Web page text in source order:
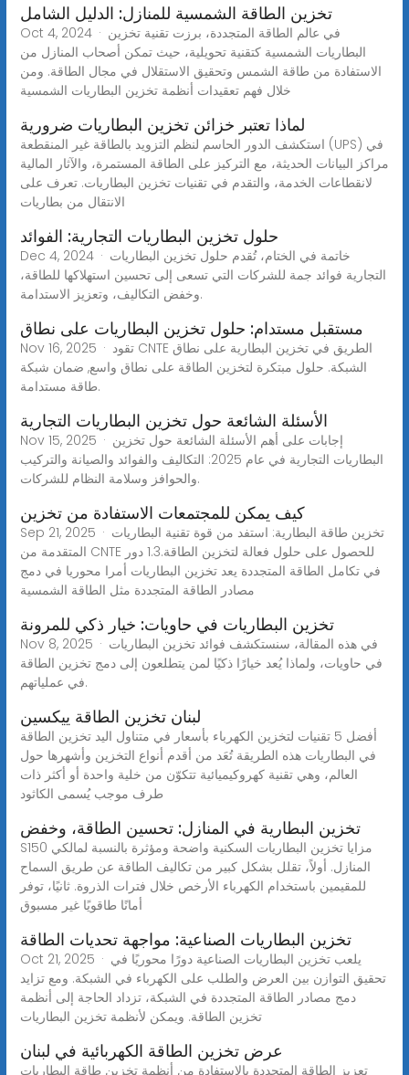
تخزين الطاقة الشمسية للمنازل: الدليل الشامل
Oct 4, 2024 · في عالم الطاقة المتجددة، برزت تقنية تخزين
البطاريات الشمسية كتقنية تحويلية، حيث تمكن أصحاب المنازل من
الاستفادة من طاقة الشمس وتحقيق الاستقلال في مجال الطاقة. ومن
خلال فهم تعقيدات أنظمة تخزين البطاريات الشمسية
لماذا تعتبر خزائن تخزين البطاريات ضرورية
استكشف الدور الحاسم لنظم التزويد بالطاقة غير المنقطعة (UPS) في
مراكز البيانات الحديثة، مع التركيز على الطاقة المستمرة، والآثار المالية
لانقطاعات الخدمة، والتقدم في تقنيات تخزين البطاريات. تعرف على
الانتقال من بطاريات
حلول تخزين البطاريات التجارية: الفوائد
Dec 4, 2024 · خاتمة في الختام، تُقدم حلول تخزين البطاريات
التجارية فوائد جمة للشركات التي تسعى إلى تحسين استهلاكها للطاقة،
وخفض التكاليف، وتعزيز الاستدامة.
مستقبل مستدام: حلول تخزين البطاريات على نطاق
Nov 16, 2025 · تقود CNTE الطريق في تخزين البطارية على نطاق
الشبكة. حلول مبتكرة لتخزين الطاقة على نطاق واسع, ضمان شبكة
طاقة مستدامة.
الأسئلة الشائعة حول تخزين البطاريات التجارية
Nov 15, 2025 · إجابات على أهم الأسئلة الشائعة حول تخزين
البطاريات التجارية في عام 2025: التكاليف والفوائد والصيانة والتركيب
والحوافز وسلامة النظام للشركات.
كيف يمكن للمجتمعات الاستفادة من تخزين
Sep 21, 2025 · تخزين طاقة البطارية: استفد من قوة تقنية البطاريات
المتقدمة من CNTE للحصول على حلول فعالة لتخزين الطاقة.1.3 دور
في تكامل الطاقة المتجددة يعد تخزين البطاريات أمرا محوريا في دمج
مصادر الطاقة المتجددة مثل الطاقة الشمسية
تخزين البطاريات في حاويات: خيار ذكي للمرونة
Nov 8, 2025 · في هذه المقالة، سنستكشف فوائد تخزين البطاريات
في حاويات، ولماذا يُعد خيارًا ذكيًا لمن يتطلعون إلى دمج تخزين الطاقة
في عملياتهم.
لبنان تخزين الطاقة ييكسين
أفضل 5 تقنيات لتخزين الكهرباء بأسعار في متناول اليد تخزين الطاقة
في البطاريات هذه الطريقة تُعَد من أقدم أنواع التخزين وأشهرها حول
العالم، وهي تقنية كهروكيميائية تتكوّن من خلية واحدة أو أكثر ذات
طرف موجب يُسمى الكاثود
تخزين البطارية في المنازل: تحسين الطاقة، وخفض
S150 مزايا تخزين البطاريات السكنية واضحة ومؤثرة بالنسبة لمالكي
المنازل. أولاً، تقلل بشكل كبير من تكاليف الطاقة عن طريق السماح
للمقيمين باستخدام الكهرباء الأرخص خلال فترات الذروة. ثانيًا، توفر
أمانًا طاقويًا غير مسبوق
تخزين البطاريات الصناعية: مواجهة تحديات الطاقة
Oct 21, 2025 · يلعب تخزين البطاريات الصناعية دورًا محوريًا في
تحقيق التوازن بين العرض والطلب على الكهرباء في الشبكة. ومع تزايد
دمج مصادر الطاقة المتجددة في الشبكة، تزداد الحاجة إلى أنظمة
تخزين الطاقة. ويمكن لأنظمة تخزين البطاريات
عرض تخزين الطاقة الكهربائية في لبنان
تعزيز الطاقة المتجددة بالاستفادة من أنظمة تخزين طاقة البطاريات